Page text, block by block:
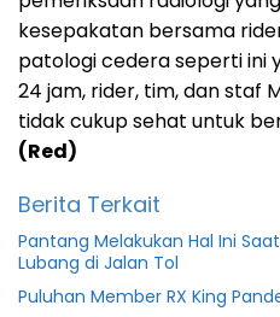
kesepakatan bersama
patologi cedera seperti ini
24 jam, rider, tim, dan staf
tidak cukup sehat untuk
(Red)
Berita Terkait
Pantang Melakukan Hal Ini
Lubang di Jalan Tol
Puluhan Member RX King